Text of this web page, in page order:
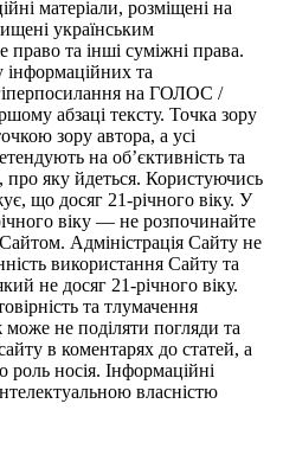
матеріали, розміщені на
українським
право та інші суміжні права.
та
гіперпосилання на ГОЛОС /
абзаці тексту. Точка зору
зору автора, а усі
на об’єктивність та
про яку йдеться. Користуючись
що досяг 21-річного віку. У
віку — не розпочинайте
Адміністрація Сайту не
використання Сайту та
не досяг 21-річного віку.
та тлумачення
може не поділяти погляди та
в коментарях до статей, а
роль носія. Інформаційні
власністю